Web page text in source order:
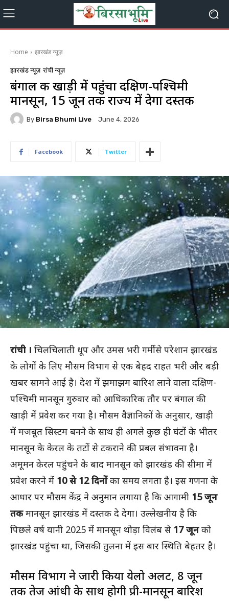
Home झारखंड न्यूज़
झारखंड न्यूज़ रांची न्यूज़
बंगाल की खाड़ी में पहुंचा दक्षिण-पश्चिमी
मानसून, 15 जून तक राज्य में देगा दस्तक
By Birsa Bhumi Live June 4, 2026
Facebook Twitter
रांची । चिलचिलाती धूप और उमस भरी गर्मी से परेशान झारखंड
के लोगों के लिए मौसम विभाग से एक बेहद राहत भरी और बड़ी
खबर सामने आई है। देश में झमाझम बारिश लाने वाला दक्षिण-
पश्चिमी मानसून गुरुवार को आधिकारिक तौर पर बंगाल की
खाड़ी में प्रवेश कर गया है। मौसम वैज्ञानिकों के अनुसार, खाड़ी
में मजबूत सिस्टम बनने के साथ ही अगले कुछ ही घंटों के भीतर
मानसून के केरल के तटों से टकराने की प्रबल संभावना है।
अमूमन केरल पहुंचने के बाद मानसून को झारखंड की सीमा में
प्रवेश करने में 10 से 12 दिनोंका समय लगता है। इस गणना के
आधार पर मौसम केंद्र ने अनुमान लगाया है कि आगामी 15 जून
तकमानसून झारखंड में दस्तक दे देगा। उल्लेखनीय है कि
पिछले वर्ष यानी 2025 में मानसून थोड़ा विलंब से 17 जूनको
झारखंड पहुंचा था, जिसकी तुलना में इस बार स्थिति बेहतर है।
मौसम विभाग ने जारी किया येलो अलर्ट, 8 जून
तक तेज आंधी के साथ होगी प्री-मानसून बारिश